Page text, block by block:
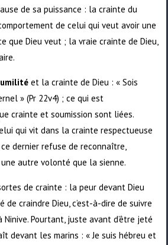
de sa puissance : la crainte du
de celui qui veut avoir une
que Dieu veut ; la vraie crainte de Dieu,
et la crainte de Dieu : « Sois
» (Pr 22v4) ; ce qui est
crainte et soumission sont liées.
qui vit dans la crainte respectueuse
dernier refuse de reconnaître,
autre volonté que la sienne.
de crainte : la peur devant Dieu
de craindre Dieu, c’est-à-dire de suivre
Pourtant, juste avant d’être jeté
devant les marins : « Je suis hébreu et